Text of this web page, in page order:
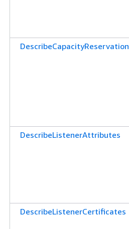
DescribeCapacityReservation
DescribeListenerAttributes
DescribeListenerCertificates